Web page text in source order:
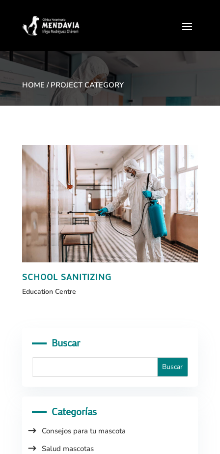
HOME / PROJECT CATEGORY
SCHOOL SANITIZING
Education Centre
Buscar
Categorías
Consejos para tu mascota
Salud mascotas